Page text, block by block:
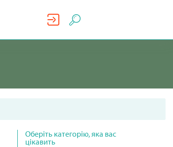
Оберіть категорію, яка вас
цікавить